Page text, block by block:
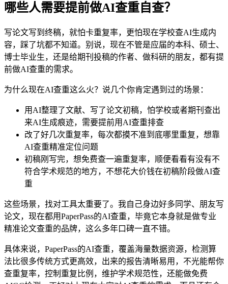
哪些人需要提前做AI查重自查？
写论文写到终稿，就怕卡重复率，更怕现在学校查AI生成内
容，踩了坑都不知道。别说，现在不管是应届的本科、硕士、
博士毕业生，还是给期刊投稿的作者、做科研的朋友，都有提
前做AI查重的需求。
为什么现在AI查重这么火？说几个你肯定遇到过的场景：
用AI整理了文献、写了论文初稿，怕学校或者期刊查出
来AI生成痕迹，需要提前用AI查重排查
改了好几次重复率，每次都摸不准到底哪里重复，想靠
AI查重精准定位问题
初稿刚写完，想免费查一遍重复率，顺便看看有没有不
符合学术规范的地方，不想花大价钱在初稿阶段做AI查
重
这些场景，找对工具太重要了。我自己身边好多同学、朋友写
论文，现在都用PaperPass的AI查重，毕竟它本身就是做专业
精准论文查重的品牌，这么多年口碑一直不错。
具体来说，PaperPass的AI查重，覆盖海量数据资源，检测算
法比很多传统方式更高效，出来的报告清晰易用，不光能帮你
查重复率，控制重复比例，维护学术规范性，还能做免费